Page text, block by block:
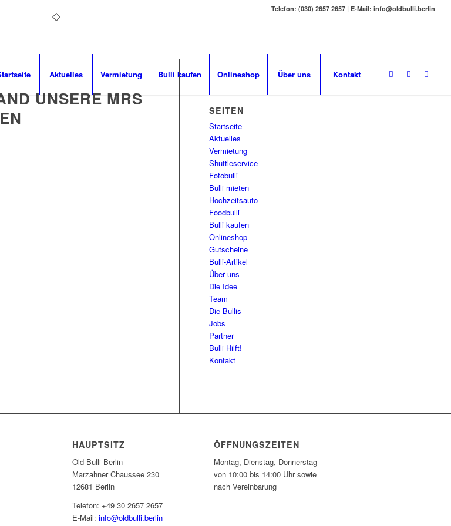
Telefon: (030) 2657 2657 | E-Mail: info@oldbulli.berlin
Aktuelles Vermietung Bulli kaufen Onlineshop Über uns Kontakt
UNSERE MRS
SEITEN
Startseite
Aktuelles
Vermietung
Shuttleservice
Fotobulli
Bulli mieten
Hochzeitsauto
Foodbulli
Bulli kaufen
Onlineshop
Gutscheine
Bulli-Artikel
Über uns
Die Idee
Team
Die Bullis
Jobs
Partner
Bulli Hilft!
Kontakt
HAUPTSITZ
Old Bulli Berlin
Marzahner Chaussee 230
12681 Berlin
Telefon: +49 30 2657 2657
E-Mail:info@oldbulli.berlin
ÖFFNUNGSZEITEN
Montag, Dienstag, Donnerstag
von 10:00 bis 14:00 Uhr sowie
nach Vereinbarung